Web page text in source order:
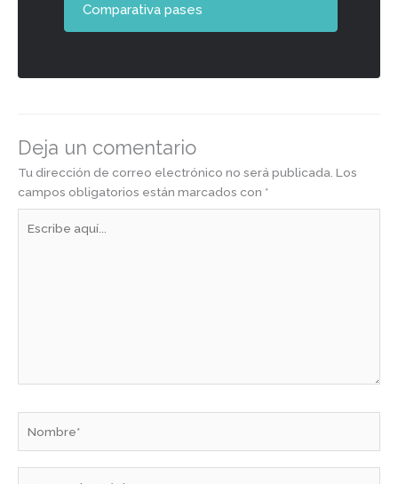
Comparativa pases
Deja un comentario
Tu dirección de correo electrónico no será publicada. Los
campos obligatorios están marcados con *
aquí...